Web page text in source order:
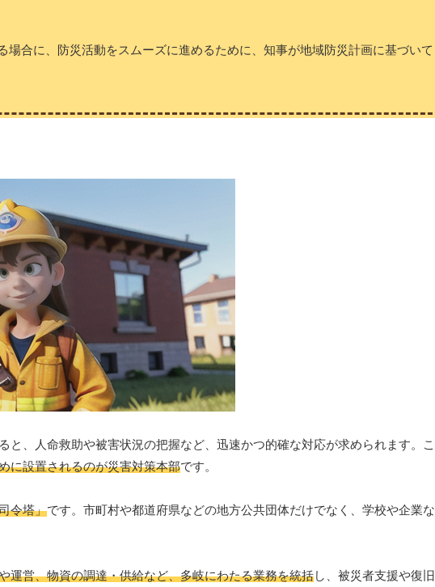
場合に、防災活動をスムーズに進めるために、知事が地域防災計画に基づいて
、人命救助や被害状況の把握など、迅速かつ的確な対応が求められます。こ
に設置されるのが災害対策本部です。
令塔」です。市町村や都道府県などの地方公共団体だけでなく、学校や企業な
運営、物資の調達・供給など、多岐にわたる業務を統括し、被災者支援や復旧